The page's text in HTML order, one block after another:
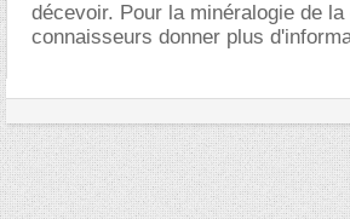
décevoir. Pour la minéralogie de
connaisseurs donner plus